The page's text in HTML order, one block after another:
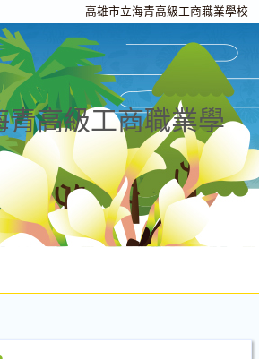
高雄市立海青高級工商職業學校
青高級工商職業學